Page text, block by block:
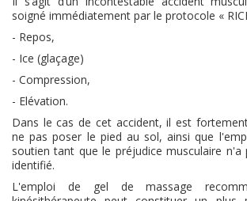
soigné immédiatement par le protocole «
- Repos,
- Ice (glaçage)
- Compression,
- Elévation.
Dans le cas de cet accident, il est
ne pas poser le pied au sol, ainsi que
soutien tant que le préjudice musculaire n'a
identifié.
L'emploi de gel de massage